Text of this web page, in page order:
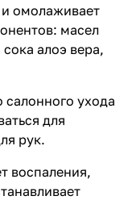
омолаживает
масел
алоэ вера,
ухода
для
рук.
воспаления,